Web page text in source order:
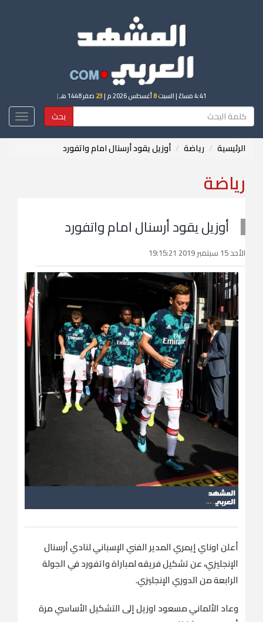
4:41 مساءً | السبت8أغسطس 2026 م | 23 صفر 1448 هـ |
بحث
الرئيسية رياضة أوزيل يقود أرسنال امام واتفورد
رياضة
أوزيل يقود أرسنال امام واتفورد
الأحد 15 سبتمبر 2019 19:15:21
أعلن اوناي إيمري المدير الفني الإسباني لنادي أرسنال
الإنجليزي، عن تشكيل فريقه لمباراة واتفورد في الجولة
الرابعة من الدوري الإنجليزي.
وعاد الألماني مسعود اوزيل إلى التشكيل الأساسي مرة